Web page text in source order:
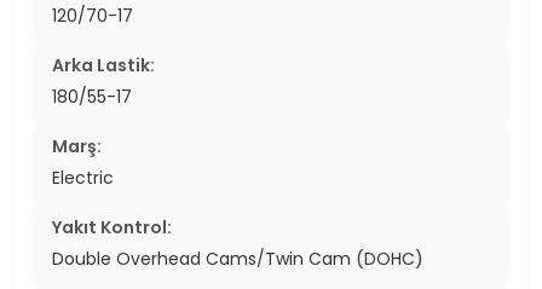
120/70-17
Arka Lastik:
180/55-17
Marş:
Electric
Yakıt Kontrol:
Double Overhead Cams/Twin Cam (DOHC)